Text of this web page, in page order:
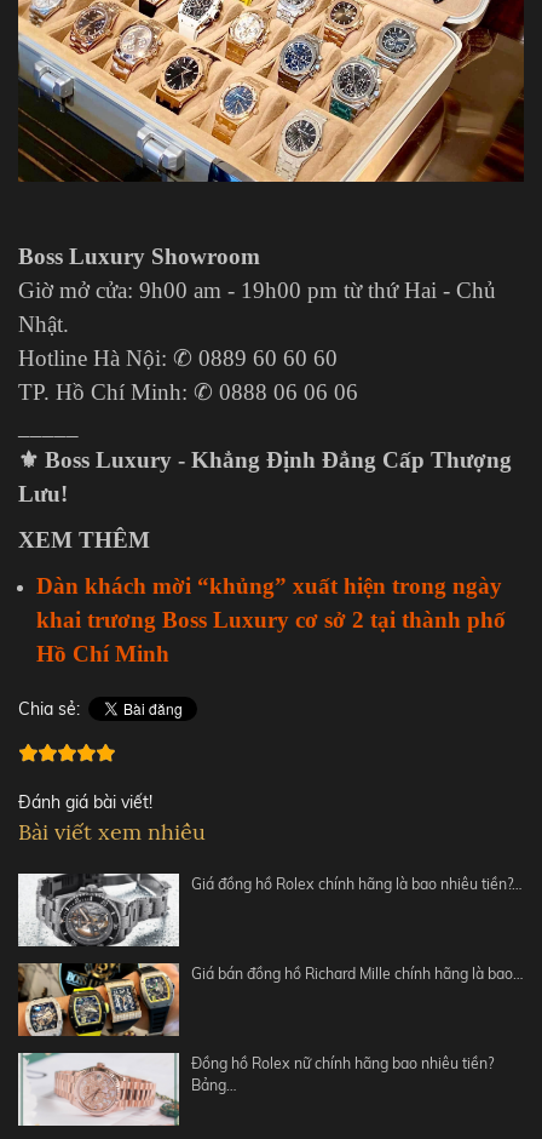
Boss Luxury Showroom
Giờ mở cửa: 9h00 am - 19h00 pm từ thứ Hai - Chủ
Nhật.
Hotline Hà Nội: ✆ 0889 60 60 60
TP. Hồ Chí Minh: ✆ 0888 06 06 06
⚜️ Boss Luxury - Khẳng Định Đẳng Cấp Thượng
Lưu!
XEM THÊM
Dàn khách mời “khủng” xuất hiện trong ngày
khai trương Boss Luxury cơ sở 2 tại thành phố
Hồ Chí Minh
Chia sẻ:
Đánh giá bài viết!
Bài viết xem nhiều
Giá đồng hồ Rolex chính hãng là bao nhiêu tiền?…
Giá bán đồng hồ Richard Mille chính hãng là bao…
Đồng hồ Rolex nữ chính hãng bao nhiêu tiền?
Bảng…